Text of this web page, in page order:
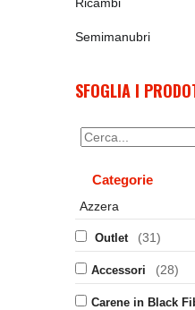
Semimanubri
SFOGLIA I
Categorie
Azzera
Outlet (31)
Accessori (28)
Carene in Black